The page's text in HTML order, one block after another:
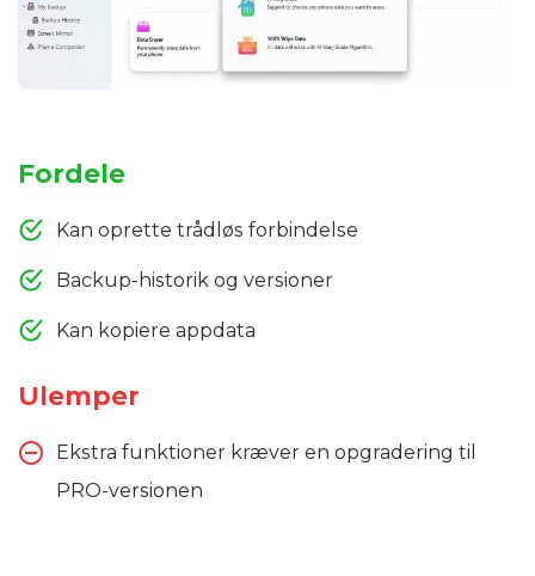
Fordele
Kan oprette trådløs forbindelse
Backup-historik og versioner
Kan kopiere appdata
Ulemper
Ekstra funktioner kræver en opgradering til
PRO-versionen